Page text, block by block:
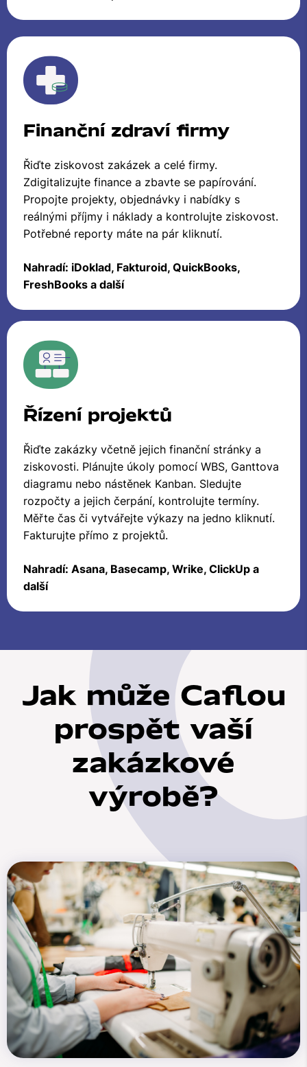
Finanční zdraví firmy
Řiďte ziskovost zakázek a celé firmy.
Zdigitalizujte finance a zbavte se papírování.
Propojte projekty, objednávky i nabídky s
reálnými příjmy i náklady a kontrolujte ziskovost.
Potřebné reporty máte na pár kliknutí.
Nahradí: iDoklad, Fakturoid, QuickBooks,
FreshBooks a další
Řízení projektů
Řiďte zakázky včetně jejich finanční stránky a
ziskovosti. Plánujte úkoly pomocí WBS, Ganttova
diagramu nebo nástěnek Kanban. Sledujte
rozpočty a jejich čerpání, kontrolujte termíny.
Měřte čas či vytvářejte výkazy na jedno kliknutí.
Fakturujte přímo z projektů.
Nahradí: Asana, Basecamp, Wrike, ClickUp a
další
Jak může Caflou
prospět vaší
zakázkové
výrobě?